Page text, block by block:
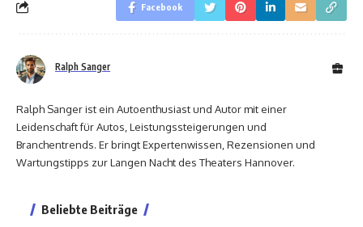
Facebook
Ralph Sanger
Ralph Sanger ist ein Autoenthusiast und Autor mit einer
Leidenschaft für Autos, Leistungssteigerungen und
Branchentrends. Er bringt Expertenwissen, Rezensionen und
Wartungstipps zur Langen Nacht des Theaters Hannover.
Beliebte Beiträge